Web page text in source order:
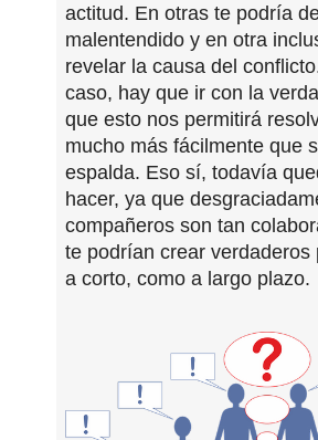
actitud. En otras te podría
malentendido y en otra
revelar la causa del
caso, hay que ir con la
que esto nos permitirá
mucho más fácilmente que
espalda. Eso sí, todavía
hacer, ya que
compañeros son tan
te podrían crear verdaderos
a corto, como a largo plazo.